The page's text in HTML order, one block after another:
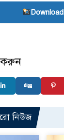
Download
করুন
নিউজ